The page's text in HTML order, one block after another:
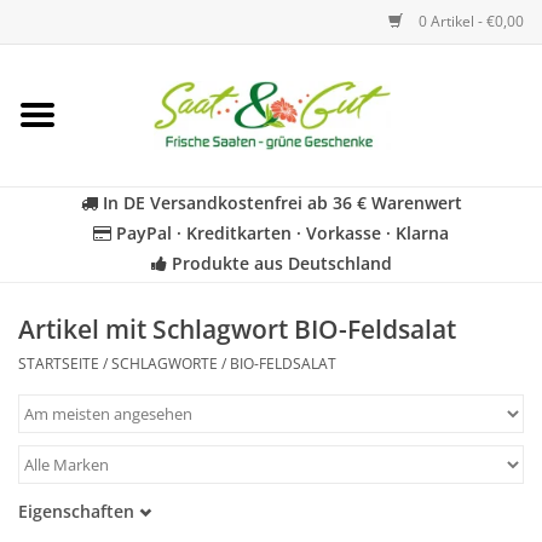
0 Artikel - €0,00
Startseite
Kräuter
Für Kinder
Geschenkideen
In DE Versandkostenfrei ab 36 € Warenwert
PayPal · Kreditkarten · Vorkasse · Klarna
Produkte aus Deutschland
Artikel mit Schlagwort BIO-Feldsalat
STARTSEITE /SCHLAGWORTE / BIO-FELDSALAT
Eigenschaften